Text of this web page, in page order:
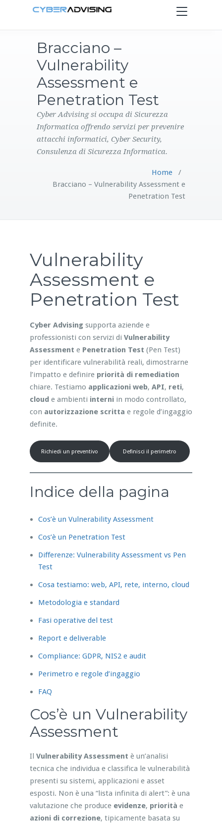
Toggle
navigation
PRODOTTI
CONTATTI
Bracciano –
Vulnerability
Assessment e
Penetration Test
Cyber Advising si occupa di Sicurezza
Informatica offrendo servizi per prevenire
attacchi informatici, Cyber Security,
Consulenza di Sicurezza Informatica.
Home/
Bracciano – Vulnerability Assessment e
Penetration Test
Vulnerability
Assessment e
Penetration Test
Cyber Advisingsupporta aziende e
professionisti con servizi di Vulnerability
Assessment e Penetration Test (Pen Test)
per identificare vulnerabilità reali, dimostrarne
l’impatto e definire priorità di remediation
chiare. Testiamo applicazioni web, API, reti,
cloude ambienti interniin modo controllato,
con autorizzazione scritta e regole d’ingaggio
definite.
Richiedi un preventivo Definisci il perimetro
Indice della pagina
Cos’è un Vulnerability Assessment
Cos’è un Penetration Test
Differenze: Vulnerability Assessment vs Pen
Test
Cosa testiamo: web, API, rete, interno, cloud
Metodologia e standard
Fasi operative del test
Report e deliverable
Compliance: GDPR, NIS2 e audit
Perimetro e regole d’ingaggio
FAQ
Cos’è un Vulnerability
Assessment
Il Vulnerability Assessment è un’analisi
tecnica che individua e classifica le vulnerabilità
presenti su sistemi, applicazioni e asset
esposti. Non è una “lista infinita di alert”: è una
valutazione che produce evidenze, priorità e
azioni di correzione, tipicamente basata su